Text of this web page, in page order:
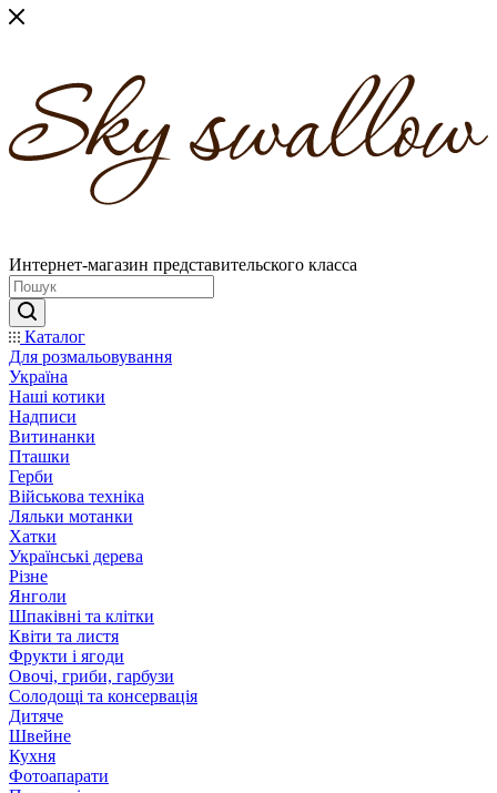
Интернет-магазин представительского класса
Каталог
Для розмальовування
Україна
Наші котики
Надписи
Витинанки
Пташки
Герби
Військова техніка
Ляльки мотанки
Хатки
Українські дерева
Різне
Янголи
Шпаківні та клітки
Квіти та листя
Фрукти і ягоди
Овочі, гриби, гарбузи
Солодощі та консервація
Дитяче
Швейне
Кухня
Фотоапарати